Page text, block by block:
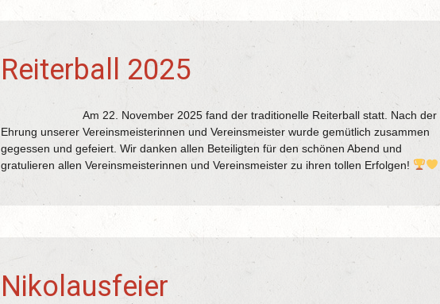
Reiterball 2025
Am 22. November 2025 fand der traditionelle Reiterball statt. Nach der
Ehrung unserer Vereinsmeisterinnen und Vereinsmeister wurde gemütlich zusammen
gegessen und gefeiert. Wir danken allen Beteiligten für den schönen Abend und
gratulieren allen Vereinsmeisterinnen und Vereinsmeister zu ihren tollen Erfolgen!
Nikolausfeier